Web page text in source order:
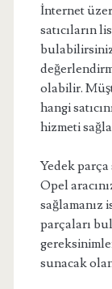
İnternet
satıcıların
olabilir.
hangi
hizmeti
Yedek parça
Opel
sağlamanız
parçaları
sunacak